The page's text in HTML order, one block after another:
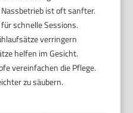
Nassbetrieb ist oft sanfter.
schnelle Sessions.
verringern
helfen im Gesicht.
vereinfachen die Pflege.
zu säubern.